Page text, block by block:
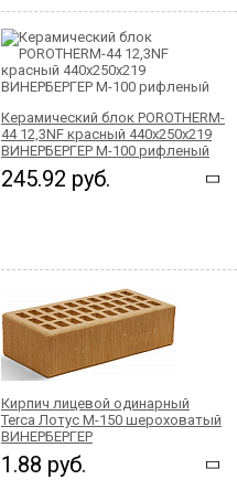
Керамический блок POROTHERM-
44 12,3NF красный 440x250x219
ВИНЕРБЕРГЕР М-100 рифленый
245.92 руб.
Кирпич лицевой одинарный
Terca Лотус М-150 шероховатый
ВИНЕРБЕРГЕР
1.88 руб.